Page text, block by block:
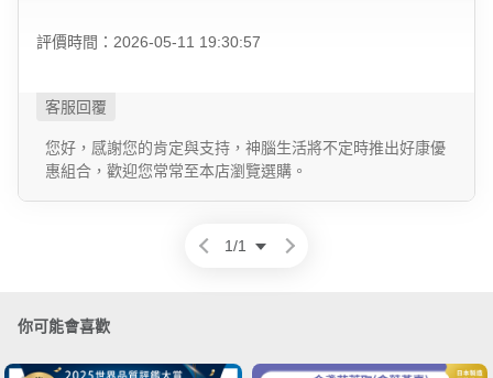
評價時間：2026-05-11 19:30:57
您好，感謝您的肯定與支持，神腦生活將不定時推出好康優
惠組合，歡迎您常常至本店瀏覽選購。
1/1
你可能會喜歡